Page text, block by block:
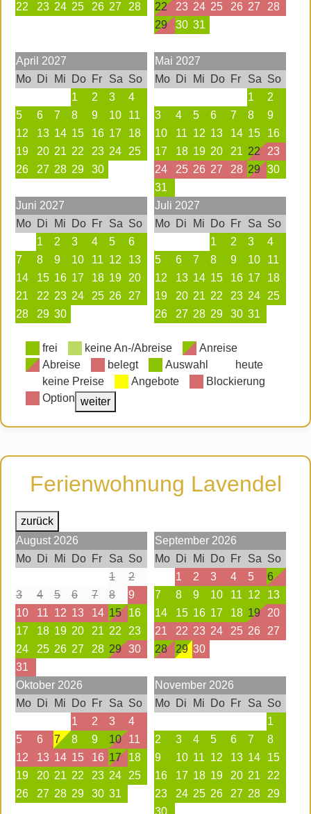
22
23 24 25 26 27 28
22
23 24 25 26 27
28
29
30 31
April 2027
Mo Di Mi Do Fr Sa So
1
2 3
4
5
6 7 8 9 10
11
12
13 14 15 16 17
18
19
20 21 22 23 24
25
26
27 28 29 30
Mai 2027
Mo Di Mi Do Fr Sa So
1
2
3
4 5 6 7 8
9
10
11 12 13 14 15
16
17
18 19 20 21 22
23
24
25 26 27 28 29 30
31
Juni 2027
Mo Di Mi Do Fr Sa So
1
2 3 4 5
6
7
8 9 10 11 12
13
14
15 16 17 18 19
20
21
22 23 24 25 26
27
28
29 30
Juli 2027
Mo Di Mi Do Fr Sa So
1
2 3
4
5
6 7 8 9 10
11
12
13 14 15 16 17
18
19
20 21 22 23 24
25
26
27 28 29 30 31
frei keine An-/Abreise
Anreise
Abreise
belegt Auswahl
heute
keine Preise
Angebote
Blockierung
Option weiter
Ferienwohnung Lavendel
zurück
August 2026
Mo Di Mi Do Fr Sa So
1
2
3
4 5 6 7 8
9
10
11 12 13 14 15
16
17
18 19 20 21 22
23
24
25 26 27 28 29 30
31
September 2026
Mo Di Mi Do Fr Sa So
1
2 3 4 5
6
7
8 9 10 11 12
13
14
15 16 17 18 19
20
21
22 23 24 25 26
27
28
29 30
Oktober 2026
Mo Di Mi Do Fr Sa So
1
2 3
4
5
6 7 8 9 10
11
12
13 14 15 16 17
18
19
20 21 22 23 24
25
26
27 28 29 30 31
November 2026
Mo Di Mi Do Fr Sa So
1
2
3 4 5 6 7
8
9
10 11 12 13 14
15
16
17 18 19 20 21
22
23
24 25 26 27 28
29
30